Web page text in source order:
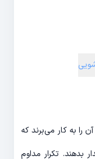
را به کار می‌برند که
بدهند. تکرار مداوم